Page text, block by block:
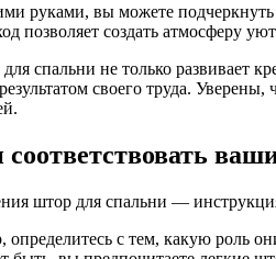
руками, вы можете
позволяет создать атмосферу
спальни не только
своего труда.
с тем, какую роль